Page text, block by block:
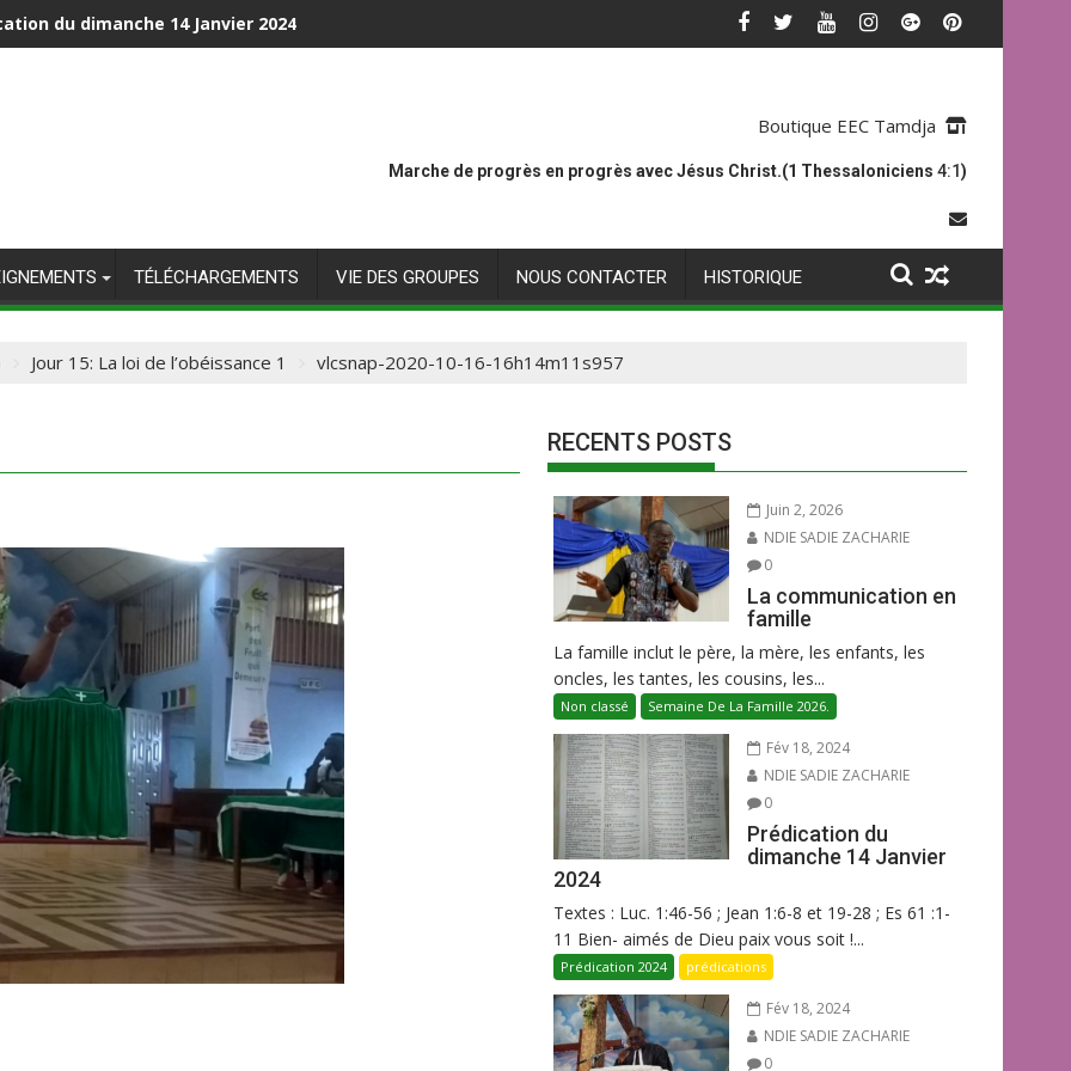
du dimanche 14 Janvier 2024
Boutique EEC Tamdja
Marche de progrès en progrès avec Jésus Christ.(1 Thessaloniciens 4:1)
TÉLÉCHARGEMENTS VIE DES GROUPES NOUS CONTACTER HISTORIQUE
Jour 15: La loi de l’obéissance 1 vlcsnap-2020-10-16-16h14m11s957
RECENTS POSTS
Juin 2, 2026
NDIE SADIE ZACHARIE
0
La communication en
famille
La famille inclut le père, la mère, les enfants, les
oncles, les tantes, les cousins, les...
Non classé Semaine De La Famille 2026.
Fév 18, 2024
NDIE SADIE ZACHARIE
0
Prédication du
dimanche 14 Janvier
2024
Textes : Luc. 1:46-56 ; Jean 1:6-8 et 19-28 ; Es 61 :1-
11 Bien- aimés de Dieu paix vous soit !...
Prédication 2024 prédications
Fév 18, 2024
NDIE SADIE ZACHARIE
0